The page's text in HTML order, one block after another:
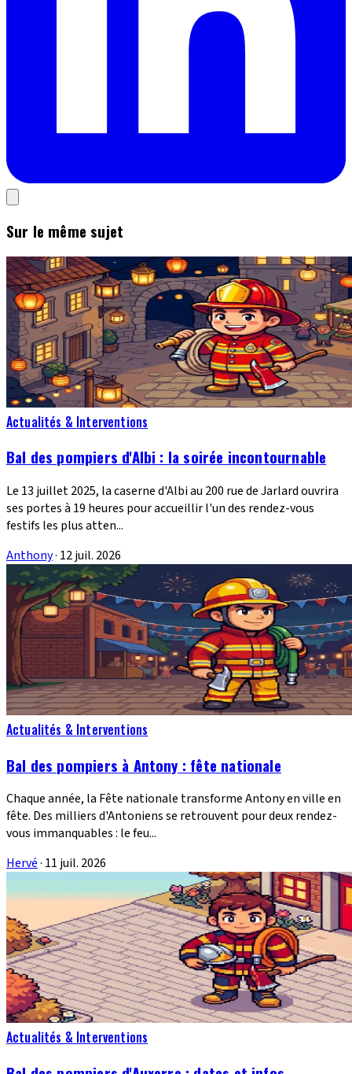
Sur le même sujet
Actualités & Interventions
Bal des pompiers d'Albi : la soirée incontournable
Le 13 juillet 2025, la caserne d'Albi au 200 rue de Jarlard ouvrira
ses portes à 19 heures pour accueillir l'un des rendez-vous
festifs les plus atten...
Anthony· 12 juil. 2026
Actualités & Interventions
Bal des pompiers à Antony : fête nationale
Chaque année, la Fête nationale transforme Antony en ville en
fête. Des milliers d'Antoniens se retrouvent pour deux rendez-
vous immanquables : le feu...
Hervé· 11 juil. 2026
Actualités & Interventions